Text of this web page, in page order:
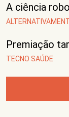
A ciência
Premiação
TECNO SAÚDE